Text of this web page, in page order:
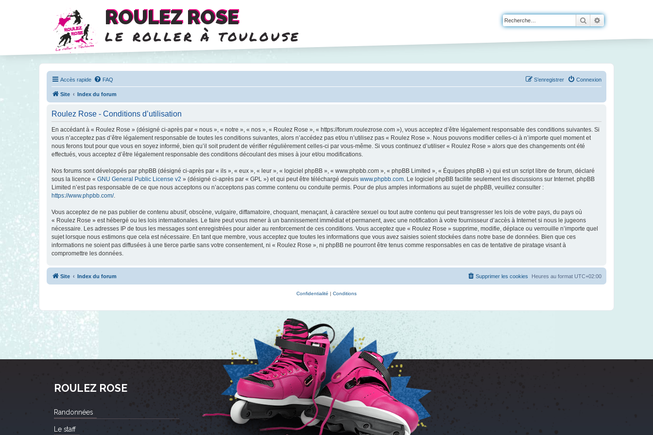
Rechercher
ROULEZ ROSE
le roller à toulouse
Accès rapide FAQ Connexion
S’enregistrer
Site Index du forum
Roulez Rose - Conditions d’utilisation
En accédant à « Roulez Rose » (désigné ci-après par « nous », « notre », « nos », « Roulez Rose », « https://forum.roulezrose.com »), vous acceptez d’être légalement responsable des conditions suivantes. Si
vous n’acceptez pas d’être légalement responsable de toutes les conditions suivantes, alors n’accédez pas et/ou n’utilisez pas « Roulez Rose ». Nous pouvons modifier celles-ci à n’importe quel moment et
nous ferons tout pour que vous en soyez informé, bien qu’il soit prudent de vérifier régulièrement celles-ci par vous-même. Si vous continuez d’utiliser « Roulez Rose » alors que des changements ont été
effectués, vous acceptez d’être légalement responsable des conditions découlant des mises à jour et/ou modifications.
Nos forums sont développés par phpBB (désigné ci-après par « ils », « eux », « leur », « logiciel phpBB », « www.phpbb.com », « phpBB Limited », « Équipes phpBB ») qui est un script libre de forum, déclaré
sous la licence « GNU General Public License v2 » (désigné ci-après par « GPL ») et qui peut être téléchargé depuis www.phpbb.com. Le logiciel phpBB facilite seulement les discussions sur Internet. phpBB
Limited n’est pas responsable de ce que nous acceptons ou n’acceptons pas comme contenu ou conduite permis. Pour de plus amples informations au sujet de phpBB, veuillez consulter :
https://www.phpbb.com/.
Vous acceptez de ne pas publier de contenu abusif, obscène, vulgaire, diffamatoire, choquant, menaçant, à caractère sexuel ou tout autre contenu qui peut transgresser les lois de votre pays, du pays où
« Roulez Rose » est hébergé ou les lois internationales. Le faire peut vous mener à un bannissement immédiat et permanent, avec une notification à votre fournisseur d’accès à Internet si nous le jugeons
nécessaire. Les adresses IP de tous les messages sont enregistrées pour aider au renforcement de ces conditions. Vous acceptez que « Roulez Rose » supprime, modifie, déplace ou verrouille n’importe quel
sujet lorsque nous estimons que cela est nécessaire. En tant que membre, vous acceptez que toutes les informations que vous avez saisies soient stockées dans notre base de données. Bien que ces
informations ne soient pas diffusées à une tierce partie sans votre consentement, ni « Roulez Rose », ni phpBB ne pourront être tenus comme responsables en cas de tentative de piratage visant à
compromettre les données.
Site Index du forum Heures au format UTC+02:00
Supprimer les cookies
Confidentialité | Conditions
ROULEZ ROSE
Randonnées
Le staff